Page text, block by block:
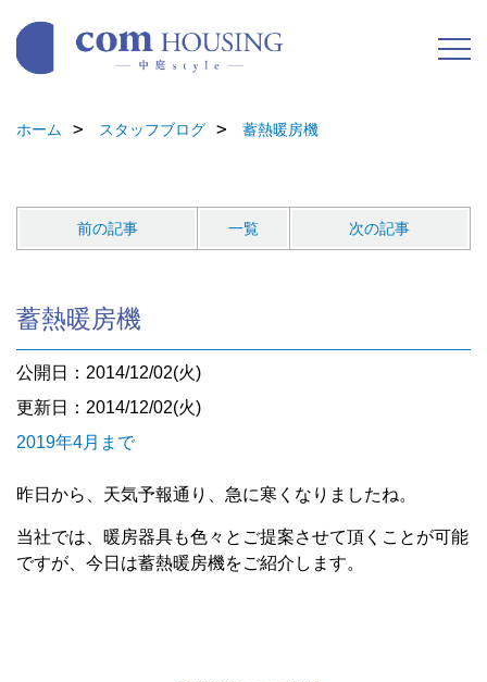
ホーム スタッフブログ 蓄熱暖房機
前の記事 一覧 次の記事
蓄熱暖房機
公開日：2014/12/02(火)
更新日：2014/12/02(火)
2019年4月まで
昨日から、天気予報通り、急に寒くなりましたね。
当社では、暖房器具も色々とご提案させて頂くことが可能
ですが、今日は蓄熱暖房機をご紹介します。